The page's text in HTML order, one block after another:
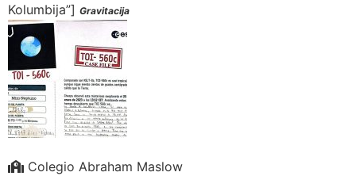
Kolumbija”] Gravitacija
Colegio Abraham Maslow